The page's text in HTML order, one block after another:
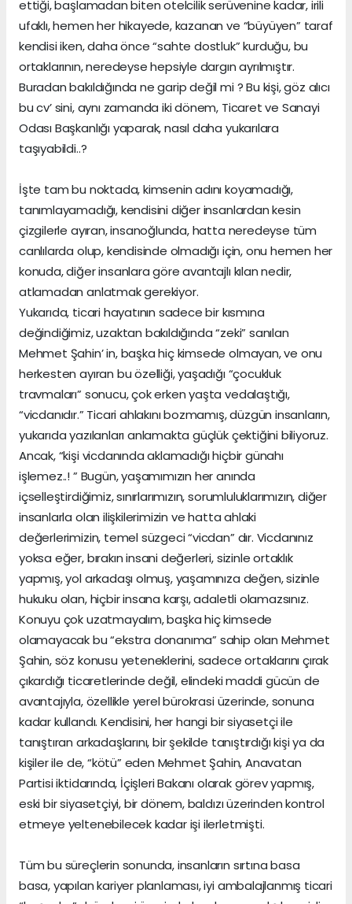
ettiği, başlamadan biten otelcilik serüvenine kadar, irili
ufaklı, hemen her hikayede, kazanan ve “büyüyen” taraf
kendisi iken, daha önce “sahte dostluk” kurduğu, bu
ortaklarının, neredeyse hepsiyle dargın ayrılmıştır.
Buradan bakıldığında ne garip değil mi ? Bu kişi, göz alıcı
bu cv’ sini, aynı zamanda iki dönem, Ticaret ve Sanayi
Odası Başkanlığı yaparak, nasıl daha yukarılara
taşıyabildi..?
İşte tam bu noktada, kimsenin adını koyamadığı,
tanımlayamadığı, kendisini diğer insanlardan kesin
çizgilerle ayıran, insanoğlunda, hatta neredeyse tüm
canlılarda olup, kendisinde olmadığı için, onu hemen her
konuda, diğer insanlara göre avantajlı kılan nedir,
atlamadan anlatmak gerekiyor.
Yukarıda, ticari hayatının sadece bir kısmına
değindiğimiz, uzaktan bakıldığında “zeki” sanılan
Mehmet Şahin’ in, başka hiç kimsede olmayan, ve onu
herkesten ayıran bu özelliği, yaşadığı “çocukluk
travmaları” sonucu, çok erken yaşta vedalaştığı,
“vicdanıdır.” Ticari ahlakını bozmamış, düzgün insanların,
yukarıda yazılanları anlamakta güçlük çektiğini biliyoruz.
Ancak, “kişi vicdanında aklamadığı hiçbir günahı
işlemez..! ” Bugün, yaşamımızın her anında
içselleştirdiğimiz, sınırlarımızın, sorumluluklarımızın, diğer
insanlarla olan ilişkilerimizin ve hatta ahlaki
değerlerimizin, temel süzgeci “vicdan” dır. Vicdanınız
yoksa eğer, bırakın insani değerleri, sizinle ortaklık
yapmış, yol arkadaşı olmuş, yaşamınıza değen, sizinle
hukuku olan, hiçbir insana karşı, adaletli olamazsınız.
Konuyu çok uzatmayalım, başka hiç kimsede
olamayacak bu “ekstra donanıma” sahip olan Mehmet
Şahin, söz konusu yeteneklerini, sadece ortaklarını çırak
çıkardığı ticaretlerinde değil, elindeki maddi gücün de
avantajıyla, özellikle yerel bürokrasi üzerinde, sonuna
kadar kullandı. Kendisini, her hangi bir siyasetçi ile
tanıştıran arkadaşlarını, bir şekilde tanıştırdığı kişi ya da
kişiler ile de, “kötü” eden Mehmet Şahin, Anavatan
Partisi iktidarında, İçişleri Bakanı olarak görev yapmış,
eski bir siyasetçiyi, bir dönem, baldızı üzerinden kontrol
etmeye yeltenebilecek kadar işi ilerletmişti.
Tüm bu süreçlerin sonunda, insanların sırtına basa
basa, yapılan kariyer planlaması, iyi ambalajlanmış ticari